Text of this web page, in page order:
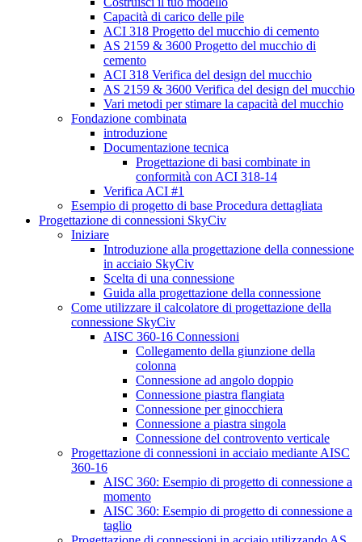
Capacità di carico delle pile
ACI 318 Progetto del mucchio di cemento
AS 2159 & 3600 Progetto del mucchio di
cemento
ACI 318 Verifica del design del mucchio
AS 2159 & 3600 Verifica del design del mucchio
Vari metodi per stimare la capacità del mucchio
Fondazione combinata
introduzione
Documentazione tecnica
Progettazione di basi combinate in
conformità con ACI 318-14
Verifica ACI #1
Esempio di progetto di base Procedura dettagliata
Progettazione di connessioni SkyCiv
Iniziare
Introduzione alla progettazione della connessione
in acciaio SkyCiv
Scelta di una connessione
Guida alla progettazione della connessione
Come utilizzare il calcolatore di progettazione della
connessione SkyCiv
AISC 360-16 Connessioni
Collegamento della giunzione della
colonna
Connessione ad angolo doppio
Connessione piastra flangiata
Connessione per ginocchiera
Connessione a piastra singola
Connessione del controvento verticale
Progettazione di connessioni in acciaio mediante AISC
360-16
AISC 360: Esempio di progetto di connessione a
momento
AISC 360: Esempio di progetto di connessione a
taglio